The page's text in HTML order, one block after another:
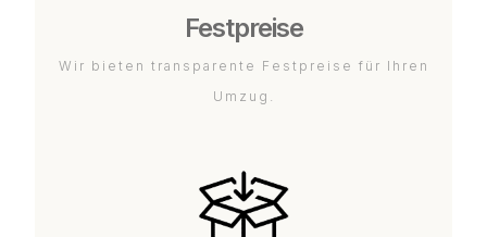
Festpreise
Wir bieten transparente Festpreise für Ihren
Umzug.